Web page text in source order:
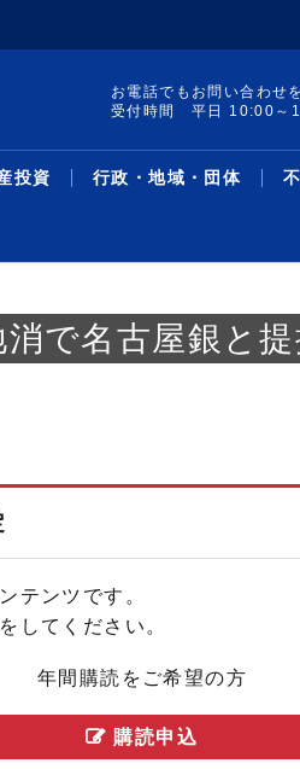
お電話でもお問い合わせ
受付時間 平日 10:00～
住み
略／木造を主力事業
京...
グレードＡ需給ひっ
投資
プロロ
月、平均利回り14
行政・地域・団体
／賃
手需要を可視化／ツ
度で
グローバル社が江
－東
ンション利回り―
業
―１５６―重説の書
法３
化するライフスタイ
販売
社を買収／大和ハ
で名古屋銀と提
テンツです。
してください。
年間購読をご希望の方
購読申込